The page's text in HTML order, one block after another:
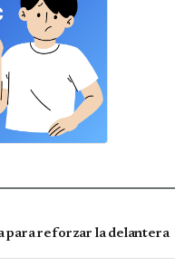
para reforzar la delantera